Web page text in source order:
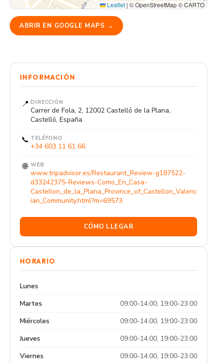
Leaflet | © OpenStreetMap © CARTO
ABRIR EN GOOGLE MAPS →
INFORMACIÓN
📍 DIRECCIÓN
Carrer de Fola, 2, 12002 Castelló de la Plana,
Castelló, España
📞 TELÉFONO
+34 603 11 61 66
🌐 WEB
www.tripadvisor.es/Restaurant_Review-g187522-
d33242375-Reviews-Como_En_Casa-
Castellon_de_la_Plana_Province_of_Castellon_Valenc
ian_Community.html?m=69573
CÓMO LLEGAR
HORARIO
Lunes
Martes
09:00-14:00, 19:00-23:00
Miércoles
09:00-14:00, 19:00-23:00
Jueves
09:00-14:00, 19:00-23:00
Viernes
09:00-14:00, 19:00-23:00